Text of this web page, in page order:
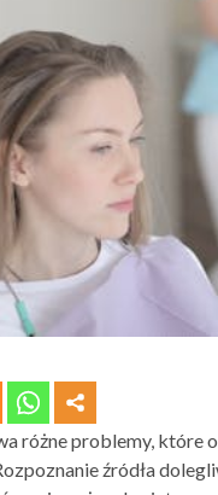
różne problemy, które
źródła